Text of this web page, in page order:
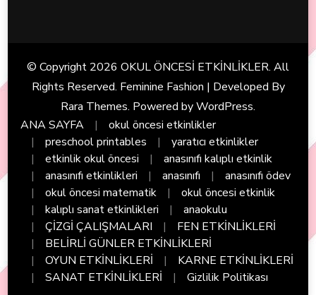
© Copyright 2026 OKUL ÖNCESİ ETKİNLİKLER. All
Rights Reserved. Feminine Fashion | Developed By
Rara Themes. Powered byWordPress.
ANA SAYFA
okul öncesi etkinlikler
preschool printables
yaratıcı etkinlikler
etkinlik okul öncesi
anasınıfı kalıplı etkinlik
anasınıfı etkinlikleri
anasınıfı
anasınıfı ödev
okul öncesi matematik
okul öncesi etkinlik
kalıplı sanat etkinlikleri
anaokulu
ÇİZGİ ÇALIŞMALARI
FEN ETKİNLİKLERİ
BELİRLİ GÜNLER ETKİNLİKLERİ
OYUN ETKİNLİKLERİ
KARNE ETKİNLİKLERİ
SANAT ETKİNLİKLERİ
Gizlilik Politikası